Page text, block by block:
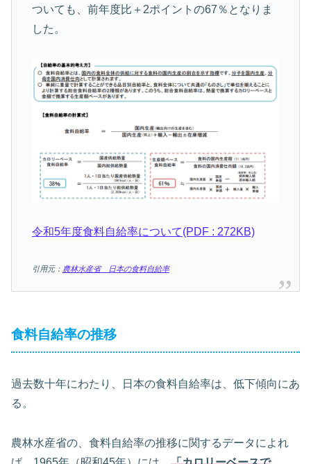
ついても、前年度比＋2ポイントの67％となりま
した。
令和5年度食料自給率について(PDF : 272KB)
引用元： 農林水産省 日本の食料自給率
食料自給率の推移
過去数十年にわたり、日本の食料自給率は、低下傾向にあ
る。
農林水産省の、食料自給率の推移に関するデータによれ